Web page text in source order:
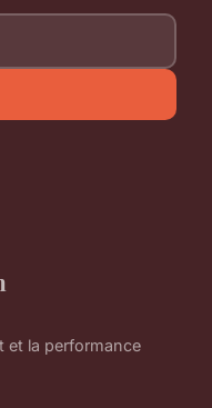
et la performance